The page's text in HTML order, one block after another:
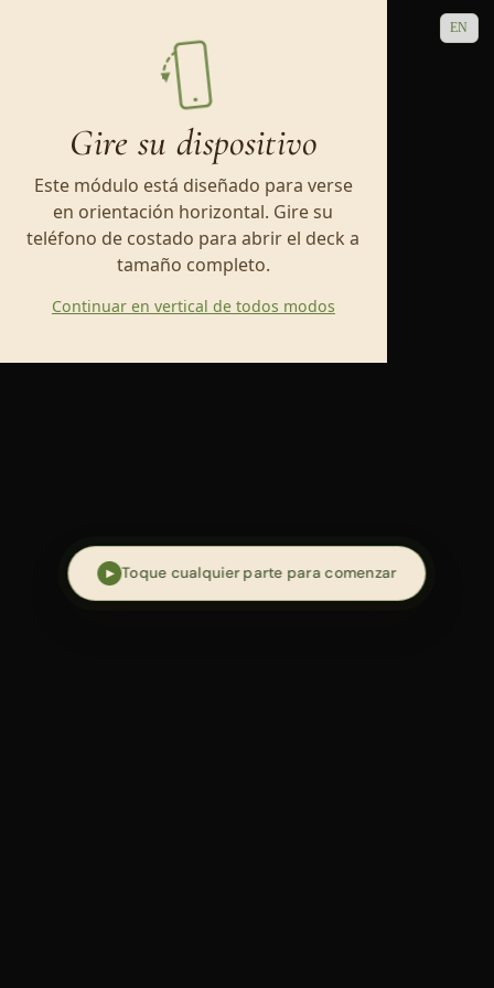
Gire su dispositivo
Este módulo está diseñado para verse
en orientación horizontal. Gire su
teléfono de costado para abrir el deck a
tamaño completo.
Continuar en vertical de todos modos
▶ Toque cualquier parte para comenzar
EN